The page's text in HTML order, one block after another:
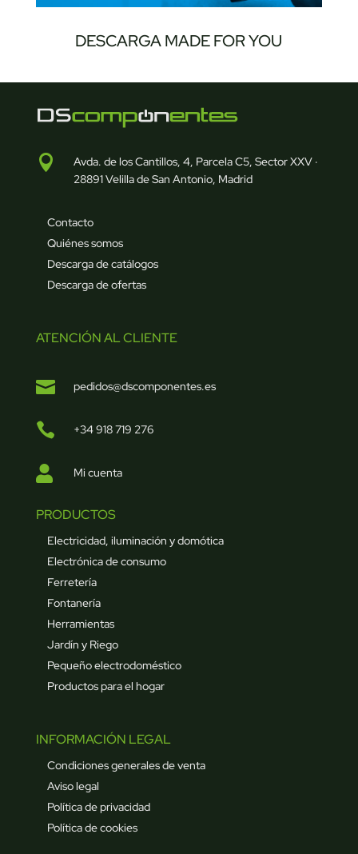
DESCARGA MADE FOR YOU

Avda. de los Cantillos, 4, Parcela C5, Sector XXV ·
28891 Velilla de San Antonio, Madrid
Contacto
Quiénes somos
Descarga de catálogos
Descarga de ofertas
ATENCIÓN AL CLIENTE
 pedidos@dscomponentes.es
 +34 918 719 276
 Mi cuenta
PRODUCTOS
Electricidad, iluminación y domótica
Electrónica de consumo
Ferretería
Fontanería
Herramientas
Jardín y Riego
Pequeño electrodoméstico
Productos para el hogar
INFORMACIÓN LEGAL
Condiciones generales de venta
Aviso legal
Política de privacidad
Política de cookies